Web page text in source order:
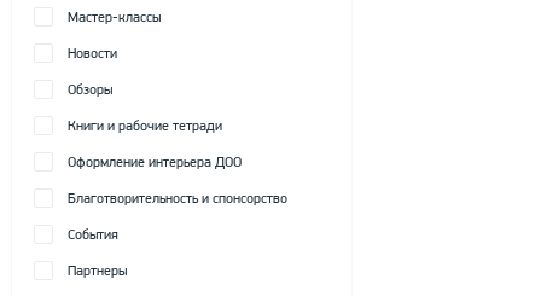
Мастер-классы
Новости
Обзоры
Книги и рабочие тетради
Оформление интерьера ДОО
Благотворительность и спонсорство
События
Партнеры